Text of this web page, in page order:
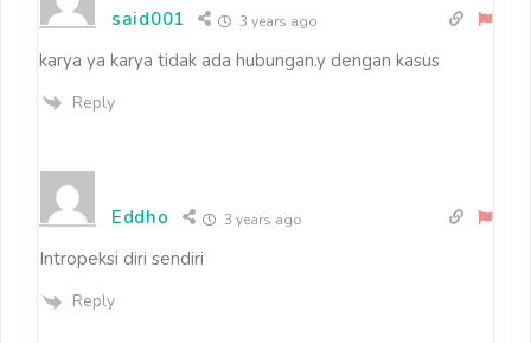
said001 3 years ago
karya ya karya tidak ada hubungan.y dengan kasus
Reply
Eddho 3 years ago
Intropeksi diri sendiri
Reply